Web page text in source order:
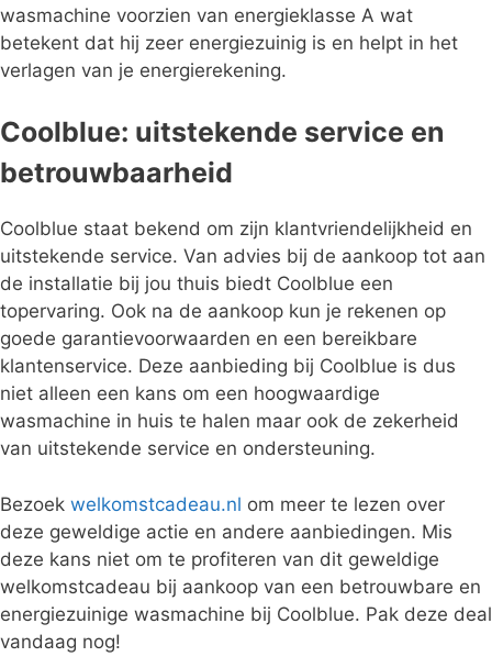
wasmachine voorzien van energieklasse A wat
betekent dat hij zeer energiezuinig is en helpt in het
verlagen van je energierekening.
Coolblue: uitstekende service en
betrouwbaarheid
Coolblue staat bekend om zijn klantvriendelijkheid en
uitstekende service. Van advies bij de aankoop tot aan
de installatie bij jou thuis biedt Coolblue een
topervaring. Ook na de aankoop kun je rekenen op
goede garantievoorwaarden en een bereikbare
klantenservice. Deze aanbieding bij Coolblue is dus
niet alleen een kans om een hoogwaardige
wasmachine in huis te halen maar ook de zekerheid
van uitstekende service en ondersteuning.
Bezoek welkomstcadeau.nl om meer te lezen over
deze geweldige actie en andere aanbiedingen. Mis
deze kans niet om te profiteren van dit geweldige
welkomstcadeau bij aankoop van een betrouwbare en
energiezuinige wasmachine bij Coolblue. Pak deze deal
vandaag nog!